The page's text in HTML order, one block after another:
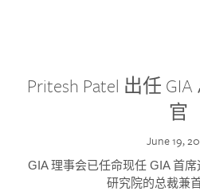
Pritesh Patel 出任
官
June 19,
GIA 理事会已任命现任 GIA 首
研究院的总裁兼